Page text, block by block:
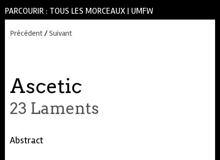
PARCOURIR : TOUS LES MORCEAUX | UMFW
Précédent/Suivant
Ascetic
23 Laments
Abstract